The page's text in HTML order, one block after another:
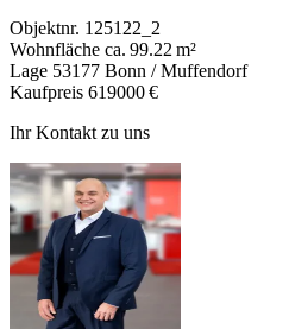
Objektnr. 125122_2
Wohnfläche ca. 99.22 m²
Lage 53177 Bonn / Muffendorf
Kaufpreis 619000 €
Ihr Kontakt zu uns